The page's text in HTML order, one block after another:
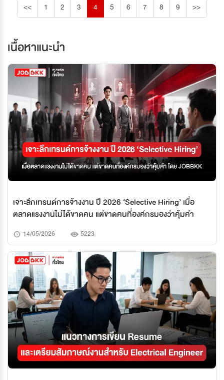
<< 1 2 3 4 5 6 7 8 9 >>
เนื้อหาแนะนำ
เจาะลึกเทรนด์การจ้างงาน ปี 2026 ‘Selective Hiring’ เมื่อ
ตลาดแรงงานไม่ได้ขาดคน แต่ขาดคนที่องค์กรมองว่าคุ้มค่า
14/05/2026 5223